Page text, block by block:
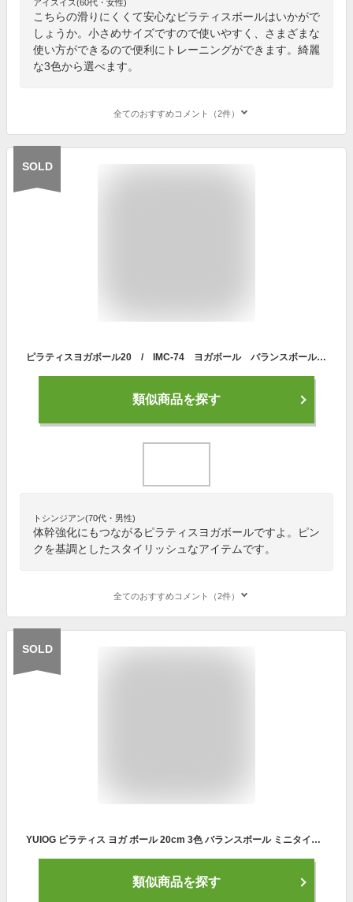
アイスイス(60代・女性)
こちらの滑りにくくて安心なピラティスボールはいかがで
しょうか。小さめサイズですので使いやすく、さまざまな
使い方ができるので便利にトレーニングができます。綺麗
な3色から選べます。
全てのおすすめコメント（2件）
SOLD
ピラティスヨガボール20 / IMC-74 ヨガボール バランスボール フィットネスボール 体幹強化 【メール便送料無料】
類似商品を探す
トシンジアン(70代・男性)
体幹強化にもつながるピラティスヨガボールですよ。ピン
クを基調としたスタイリッシュなアイテムです。
全てのおすすめコメント（2件）
SOLD
YUIOG ピラティス ヨガ ボール 20cm 3色 バランスボール ミニタイプ 厚い ヨガボール ピラティスボール 耐荷重80KG ストレス解消 筋トレストレッチ バレートレーニング ヨガ 椅子 腰痛防止
類似商品を探す